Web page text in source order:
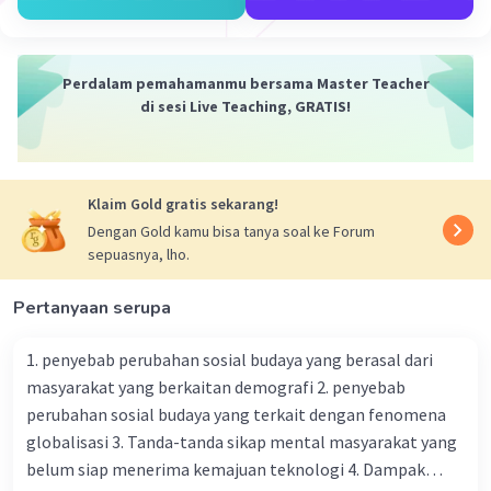
Beri Rating Balas
Perdalam pemahamanmu bersama Master Teacher
di sesi Live Teaching, GRATIS!
Klaim Gold gratis sekarang!
Dengan Gold kamu bisa tanya soal ke Forum
sepuasnya, lho.
Pertanyaan serupa
1. penyebab perubahan sosial budaya yang berasal dari
masyarakat yang berkaitan demografi 2. penyebab
perubahan sosial budaya yang terkait dengan fenomena
globalisasi 3. Tanda-tanda sikap mental masyarakat yang
belum siap menerima kemajuan teknologi 4. Dampak